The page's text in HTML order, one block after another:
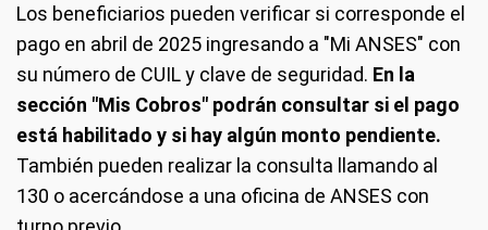
Los beneficiarios pueden verificar si corresponde el
pago en abril de 2025 ingresando a "Mi ANSES" con
su número de CUIL y clave de seguridad. En la
sección "Mis Cobros" podrán consultar si el pago
está habilitado y si hay algún monto pendiente.
También pueden realizar la consulta llamando al
130 o acercándose a una oficina de ANSES con